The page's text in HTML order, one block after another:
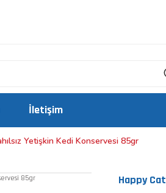
İletişim
Yetişkin Kedi Konservesi 85gr
Happy Cat